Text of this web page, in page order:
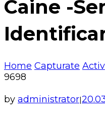
Caine -
Home Capturate Activ
9698
by administrator|